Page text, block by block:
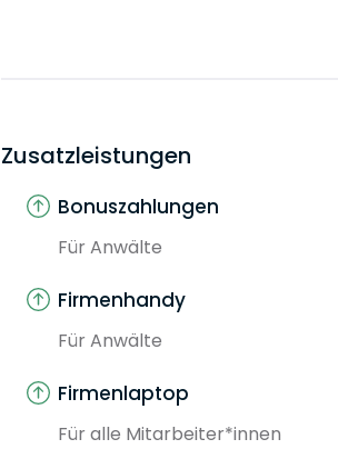
Zusatzleistungen
Bonuszahlungen
Für Anwälte
Firmenhandy
Für Anwälte
Firmenlaptop
Für alle Mitarbeiter*innen